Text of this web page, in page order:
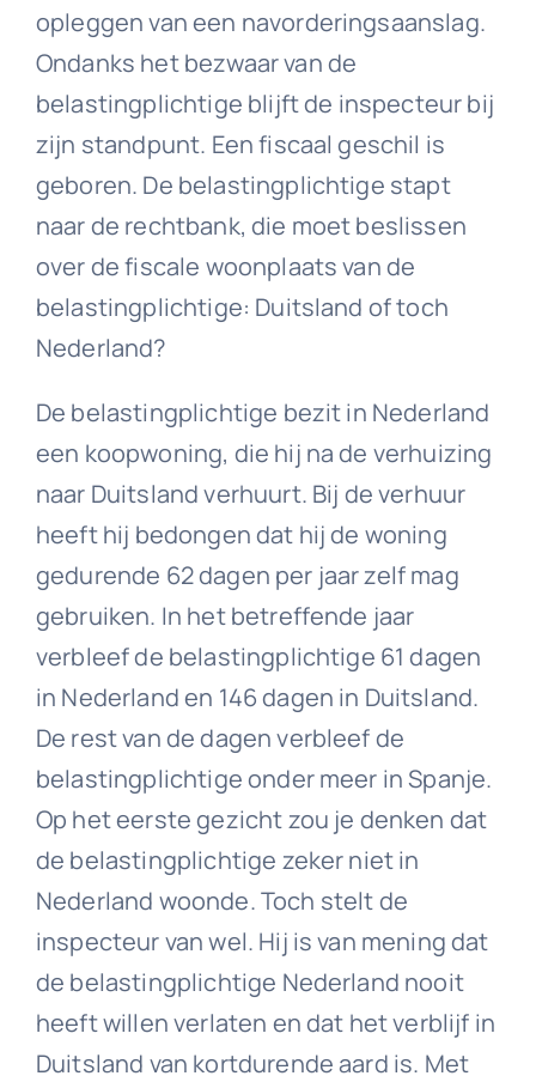
opleggen van een navorderingsaanslag.
Ondanks het bezwaar van de
belastingplichtige blijft de inspecteur bij
zijn standpunt. Een fiscaal geschil is
geboren. De belastingplichtige stapt
naar de rechtbank, die moet beslissen
over de fiscale woonplaats van de
belastingplichtige: Duitsland of toch
Nederland?
De belastingplichtige bezit in Nederland
een koopwoning, die hij na de verhuizing
naar Duitsland verhuurt. Bij de verhuur
heeft hij bedongen dat hij de woning
gedurende 62 dagen per jaar zelf mag
gebruiken. In het betreffende jaar
verbleef de belastingplichtige 61 dagen
in Nederland en 146 dagen in Duitsland.
De rest van de dagen verbleef de
belastingplichtige onder meer in Spanje.
Op het eerste gezicht zou je denken dat
de belastingplichtige zeker niet in
Nederland woonde. Toch stelt de
inspecteur van wel. Hij is van mening dat
de belastingplichtige Nederland nooit
heeft willen verlaten en dat het verblijf in
Duitsland van kortdurende aard is. Met